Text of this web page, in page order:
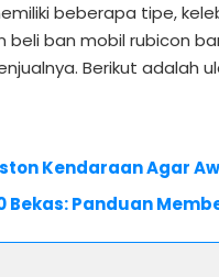
beberapa tipe,
beli ban mobil rubicon
Berikut adalah
Kendaraan Agar
Bekas: Panduan